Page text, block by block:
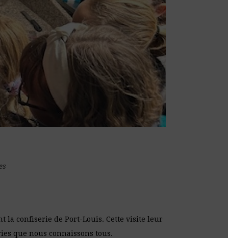
la confiserie de Port-Louis. Cette visite leur
que nous connaissons tous.